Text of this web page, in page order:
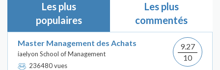
Les plus
populaires
Les plus
commentés
Master Management des Achats
iaelyon School of Management
236480 vues
9.27
10